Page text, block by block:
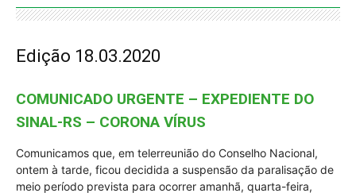
Edição 18.03.2020
COMUNICADO URGENTE – EXPEDIENTE DO
SINAL-RS – CORONA VÍRUS
Comunicamos que, em telerreunião do Conselho Nacional,
ontem à tarde, ficou decidida a suspensão da paralisação de
meio período prevista para ocorrer amanhã, quarta-feira,